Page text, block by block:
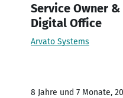
Service Owner &
Digital Office
Arvato Systems
8 Jahre und 7 Monate,